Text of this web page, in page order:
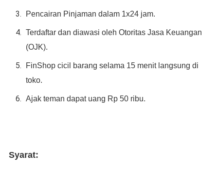
Pencairan Pinjaman dalam 1x24 jam.
Terdaftar dan diawasi oleh Otoritas Jasa Keuangan
(OJK).
FinShop cicil barang selama 15 menit langsung di
toko.
Ajak teman dapat uang Rp 50 ribu.
Syarat: